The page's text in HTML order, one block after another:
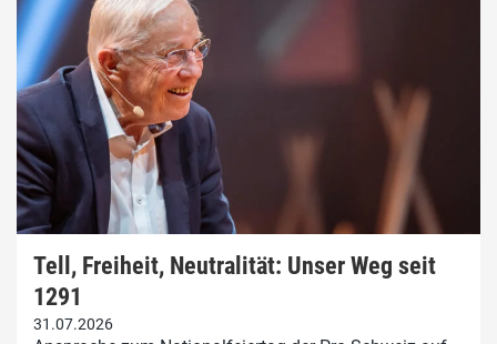
Tell, Freiheit, Neutralität: Unser Weg seit
1291
31.07.2026